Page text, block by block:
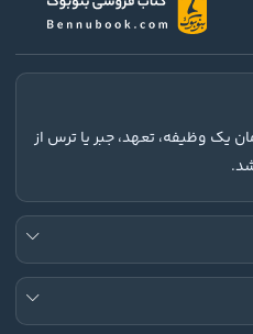
یک وظیفه، تعهد، جبر یا ترس از